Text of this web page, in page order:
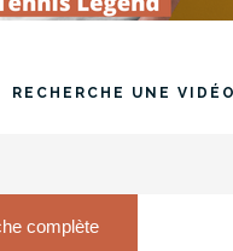
RECHERCHE UNE VIDÉO
complète